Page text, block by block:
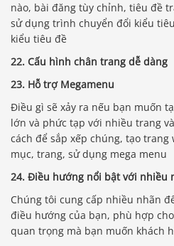
nào, bài đăng tùy chỉnh, tiêu đề
sử dụng trình chuyển đổi kiểu
kiểu tiêu đề
22. Cấu hình chân trang dễ dàng
23. Hỗ trợ Megamenu
Điều gì sẽ xảy ra nếu bạn muốn
lớn và phức tạp với nhiều trang
cách để sắp xếp chúng, tạo
mục, trang, sử dụng mega menu
24. Điều hướng nổi bật với nhiều
Chúng tôi cung cấp nhiều nhãn
điều hướng của bạn, phù hợp
quan trọng mà bạn muốn khách